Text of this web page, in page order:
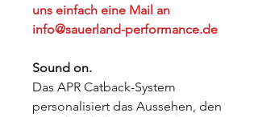
uns einfach eine Mail an
info@sauerland-performance.de
Sound on.
Das APR Catback-System
personalisiert das Aussehen, den